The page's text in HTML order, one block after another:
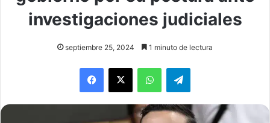
investigaciones judiciales
septiembre 25, 2024 1 minuto de lectura
WhatsAppTelegram